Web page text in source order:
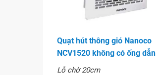
Quạt hút thông gió Nanoco
NCV1520 không có ống dẫn
Lỗ chờ 20cm